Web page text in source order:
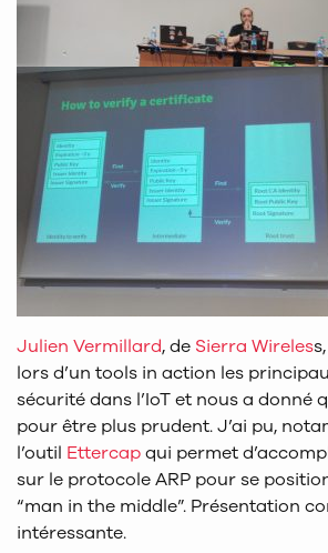
Julien Vermillard, de Sierra Wireles
lors d’un tools in action les
sécurité dans l’IoT et nous a donné
pour être plus prudent. J’ai pu,
l’outil Ettercapqui permet
sur le protocole ARP pour se
“man in the middle”. Présentation
intéressante.